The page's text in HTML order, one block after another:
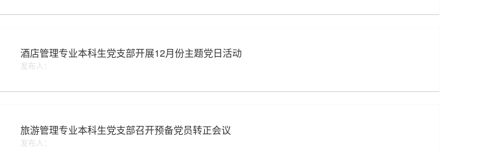
酒店管理专业本科生党支部开展12月份主题党日活动
发布人：
旅游管理专业本科生党支部召开预备党员转正会议
发布人：